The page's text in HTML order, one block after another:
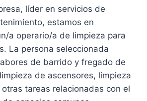
líder en servicios de
estamos en
a operario/a de limpieza para
La persona seleccionada
de barrido y fregado de
de ascensores, limpieza
tareas relacionadas con el